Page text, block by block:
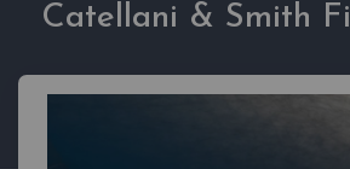
Catellani & Smith